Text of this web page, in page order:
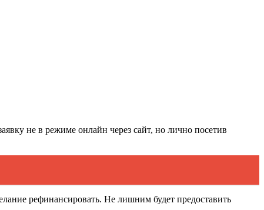
не в режиме онлайн через сайт, но лично посетив
рефинансировать. Не лишним будет предоставить